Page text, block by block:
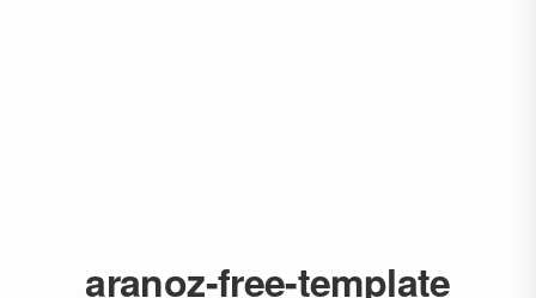
aranoz-free-template